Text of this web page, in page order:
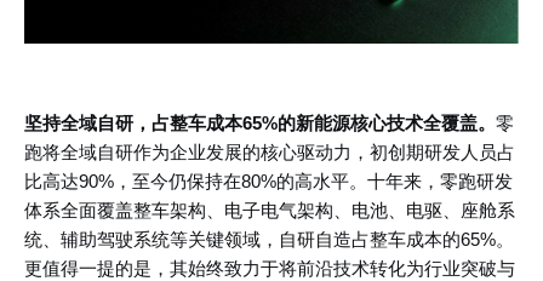
坚持全域自研，占整车成本65%的新能源核心技术全覆盖。 零
跑将全域自研作为企业发展的核心驱动力，初创期研发人员占
比高达90%，至今仍保持在80%的高水平。十年来，零跑研发
体系全面覆盖整车架构、电子电气架构、电池、电驱、座舱系
统、辅助驾驶系统等关键领域，自研自造占整车成本的65%。
更值得一提的是，其始终致力于将前沿技术转化为行业突破与